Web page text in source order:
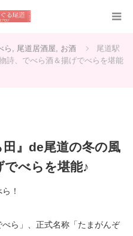
ら , 尾道居酒屋, お酒
尾道駅
詩、でべら酒＆揚げでべらを堪能
』de尾道の冬の風
でべらを堪能♪
！
ら」、正式名称「たまがんぞ